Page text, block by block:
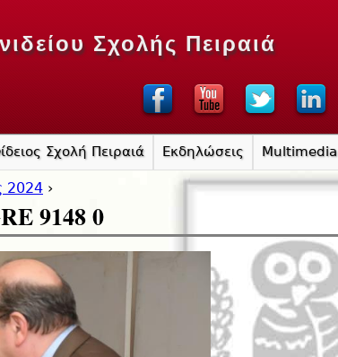
Σχολής Πειραιά
2024 ›
9148 0
Σχολή Πειραιά Εκδηλώσεις Multimedia